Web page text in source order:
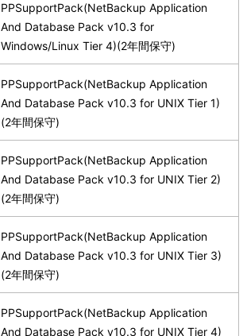
PPSupportPack(NetBackup Application
And Database Pack v10.3 for
Windows/Linux Tier 4)(2年間保守)
PPSupportPack(NetBackup Application
And Database Pack v10.3 for UNIX Tier 1)
(2年間保守)
PPSupportPack(NetBackup Application
And Database Pack v10.3 for UNIX Tier 2)
(2年間保守)
PPSupportPack(NetBackup Application
And Database Pack v10.3 for UNIX Tier 3)
(2年間保守)
PPSupportPack(NetBackup Application
And Database Pack v10.3 for UNIX Tier 4)